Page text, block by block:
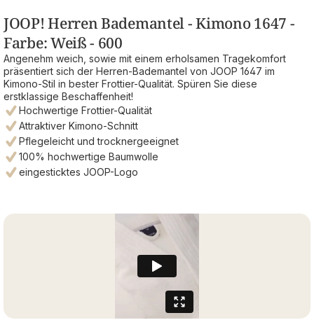
JOOP! Herren Bademantel - Kimono 1647 -
Farbe: Weiß - 600
Angenehm weich, sowie mit einem erholsamen Tragekomfort
präsentiert sich der Herren-Bademantel von JOOP 1647 im
Kimono-Stil in bester Frottier-Qualität. Spüren Sie diese
erstklassige Beschaffenheit!
Hochwertige Frottier-Qualität
Attraktiver Kimono-Schnitt
Pflegeleicht und trocknergeeignet
100% hochwertige Baumwolle
eingesticktes JOOP-Logo